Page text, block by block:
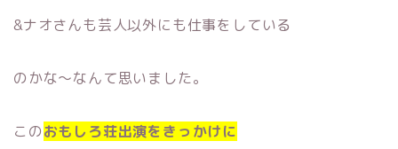
&ナオさんも芸人以外にも仕事をしている
のかな〜なんて思いました。
このおもしろ荘出演をきっかけに